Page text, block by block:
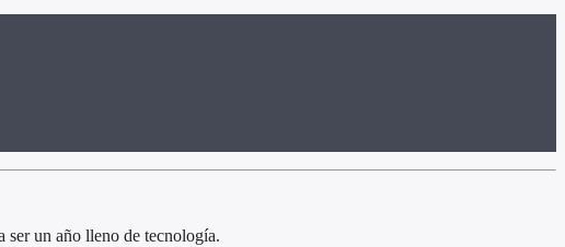
ser un año lleno de tecnología.